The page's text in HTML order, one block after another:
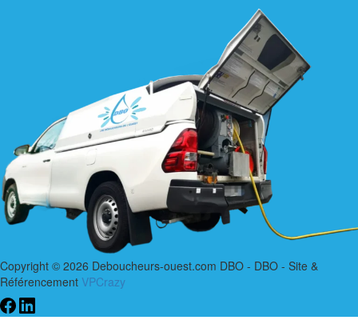
Copyright © 2026 Deboucheurs-ouest.com DBO - DBO - Site &
Référencement VPCrazy